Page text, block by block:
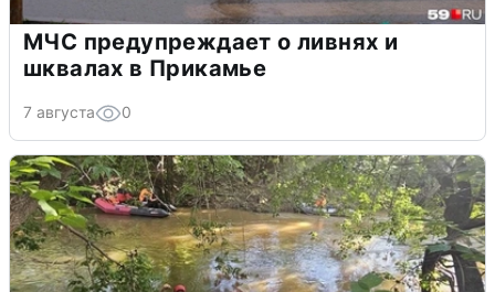
МЧС предупреждает о ливнях и
шквалах в Прикамье
7 августа 0